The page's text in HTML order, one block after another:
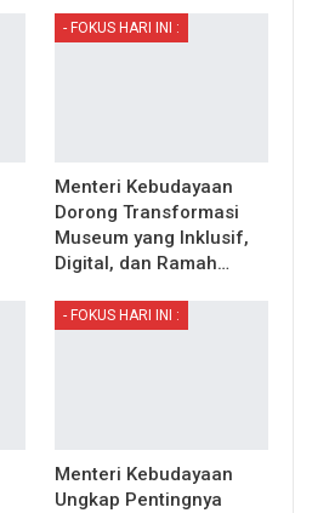
- FOKUS HARI INI :
Menteri Kebudayaan
Dorong Transformasi
Museum yang Inklusif,
Digital, dan Ramah…
- FOKUS HARI INI :
Menteri Kebudayaan
Ungkap Pentingnya